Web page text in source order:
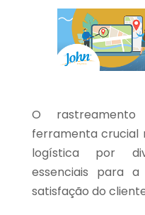
O
ferramenta crucial
logística por
essenciais para a
satisfação do